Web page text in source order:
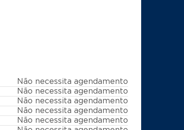
Não necessita agendamento
Não necessita agendamento
Não necessita agendamento
Não necessita agendamento
Não necessita agendamento